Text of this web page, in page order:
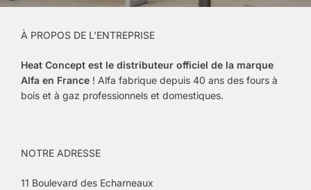
À PROPOS DE L’ENTREPRISE
Heat Concept est le distributeur officiel de la marque
Alfa en France ! Alfa fabrique depuis 40 ans des fours à
bois et à gaz professionnels et domestiques.
NOTRE ADRESSE
11 Boulevard des Echarneaux